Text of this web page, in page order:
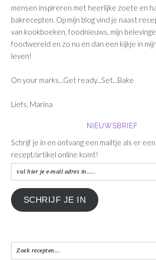
mensen inspireren met heerlijke zoete en
bakrecepten. Op mijn blog vind je naast
van kookboeken, foodnieuws, mijn
foodwereld en zo nu en dan een kijkje in
leven!
On your marks...Get ready...Set...Bake
Liefs, Marina
NIEUWSBRIEF
Schrijf je in en ontvang een mailtje als er
recept/artikel online komt!
vul
hier
je
e-
in.....
SCHRIJF JE IN